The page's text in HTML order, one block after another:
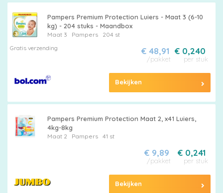
Pampers Premium Protection Luiers - Maat 3 (6-10
kg) - 204 stuks - Maandbox
Maat 3 Pampers
204 st
Gratis verzending
€ 0,240
per stuk
€ 48,91
/pakket
Bekijken
Pampers Premium Protection Maat 2, x41 Luiers,
4kg-8kg
Maat 2 Pampers 41 st
€ 0,241
per stuk
€ 9,89
/pakket
Bekijken